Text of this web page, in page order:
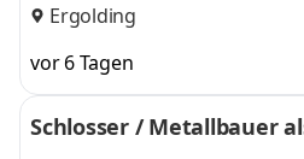
Ergolding
vor 6 Tagen
Schlosser / Metallbauer